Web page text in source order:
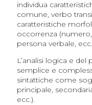
individua
comune, verbo
caratteristiche
occorrenza
persona verbale,
L’analisi logica e del
semplice e
sintattiche come
principale,
ecc.).